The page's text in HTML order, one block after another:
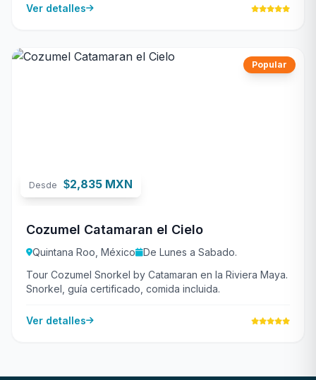
Ver detalles
Desde $2,835 MXN
Popular
Cozumel Catamaran el Cielo
Quintana Roo, México
De Lunes a Sabado.
Tour Cozumel Snorkel by Catamaran en la Riviera Maya.
Snorkel, guía certificado, comida incluida.
Ver detalles